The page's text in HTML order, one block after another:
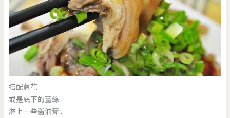
搭配蔥花
或是底下的薑絲
淋上一些醬油膏…